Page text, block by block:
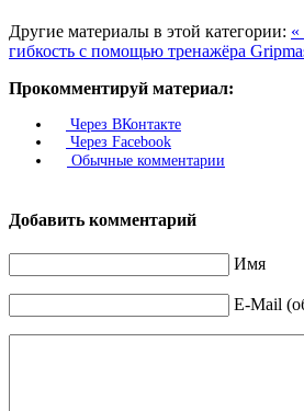
Другие материалы в этой категории: «
гибкость с помощью тренажёра
Прокомментируй материал:
Через ВКонтакте
Через Facebook
Обычные комментарии
Добавить комментарий
Имя
E-Mail